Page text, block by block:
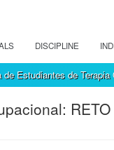
DISCIPLINE
Estudiantes de